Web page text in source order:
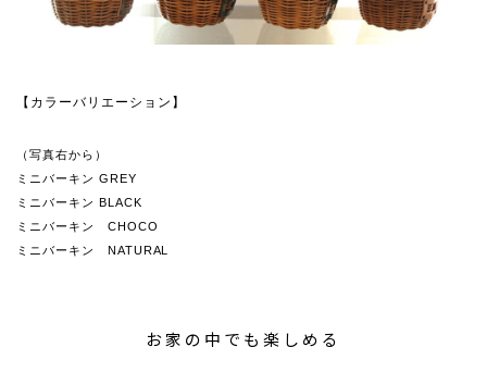
【カラーバリエーション】
（写真右から）
ミニバーキン GREY
ミニバーキン BLACK
ミニバーキン CHOCO
ミニバーキン NATURAL
お家の中でも楽しめる